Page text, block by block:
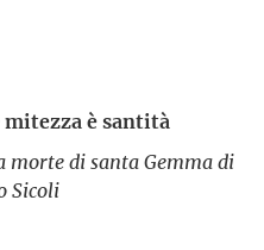
è santità
morte di santa Gemma di
Sicoli